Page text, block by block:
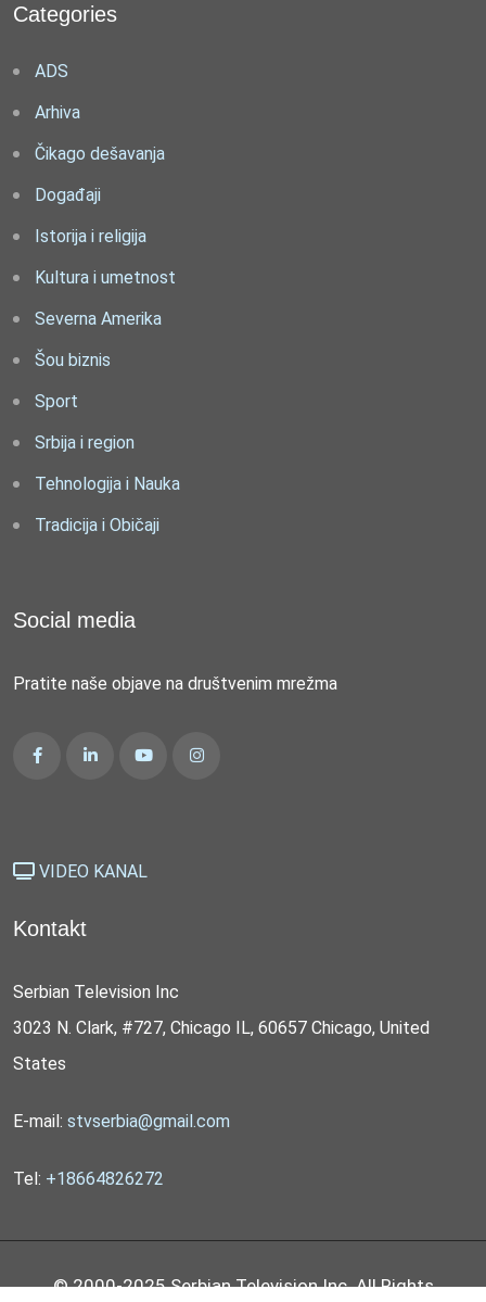
Categories
ADS
Arhiva
Čikago dešavanja
Događaji
Istorija i religija
Kultura i umetnost
Severna Amerika
Šou biznis
Sport
Srbija i region
Tehnologija i Nauka
Tradicija i Običaji
Social media
Pratite naše objave na društvenim mrežma
VIDEO KANAL
Kontakt
Serbian Television Inc
3023 N. Clark, #727, Chicago IL, 60657 Chicago, United
States
E-mail: stvserbia@gmail.com
Tel: +18664826272
© 2000-2025 Serbian Television Inc. All Rights